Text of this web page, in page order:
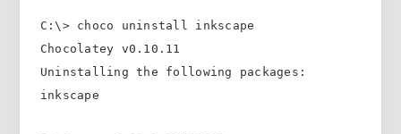
C:\> choco uninstall inkscape
Chocolatey v0.10.11
Uninstalling the following packages:
inkscape